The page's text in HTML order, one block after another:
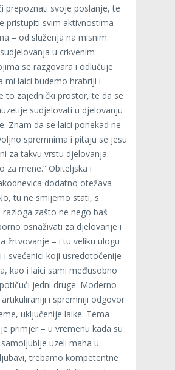
prepoznati svoje poslanje, te
pristupiti svim aktivnostima
– od služenja na misnim
u crkvenim
se razgovara i odlučuje.
mi laici budemo hrabriji i
to zajednički prostor, te da se
sudjelovati u djelovanju
Znam da se laici ponekad ne
spremnima i pitaju se jesu
za takvu vrstu djelovanja.
za mene.“ Obiteljska i
dodatno otežava
tu ne smijemo stati, s
zašto ne nego baš
osnaživati za djelovanje i
žrtvovanje – i tu veliku ulogu
i svećenici koji usredotočenije
kao i laici sami međusobno
jedni druge. Moderno
i spremniji odgovor
uključenije laike. Tema
primjer – u vremenu kada su
uzeli maha u
trebamo kompetentne